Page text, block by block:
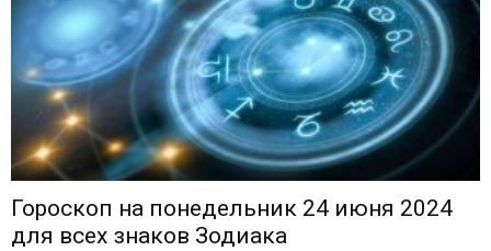
Гороскоп на понедельник 24 июня 2024
для всех знаков Зодиака